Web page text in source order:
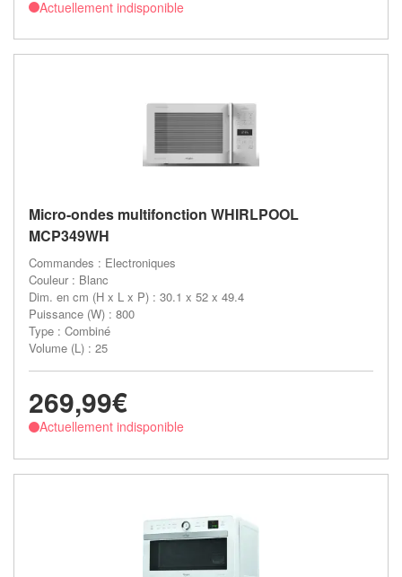
Actuellement indisponible
Micro-ondes multifonction WHIRLPOOL
MCP349WH
Commandes : Electroniques
Couleur : Blanc
Dim. en cm (H x L x P) : 30.1 x 52 x 49.4
Puissance (W) : 800
Type : Combiné
Volume (L) : 25
269,99€
Actuellement indisponible